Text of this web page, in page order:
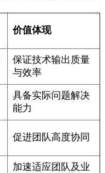
价值体现
保证技术输出质量
与效率
具备实际问题解决
能力
促进团队高度协同
加速适应团队及业